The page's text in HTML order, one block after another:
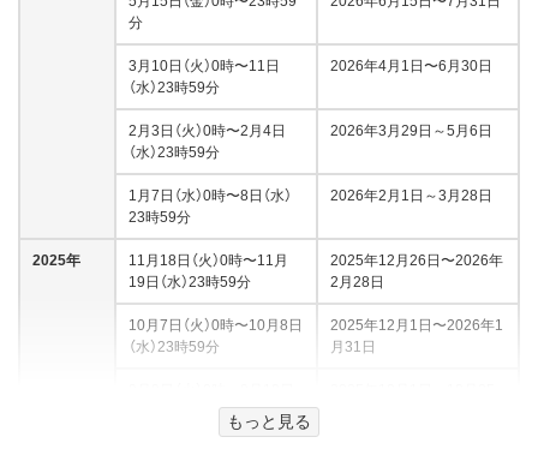
分
3月10日（火）0時〜11日
（水）23時59分
2026年4月1日〜6月30日
2月3日（火）0時〜2月4日
（水）23時59分
2026年3月29日～5月6日
1月7日（水）0時〜8日（水）
23時59分
2026年2月1日～3月28日
2025年
11月18日（火）0時〜11月
19日（水）23時59分
2025年12月26日〜2026年
2月28日
10月7日（火）0時〜10月8日
（水）23時59分
2025年12月1日〜2026年1
月31日
（水）23時59分 もっと見る